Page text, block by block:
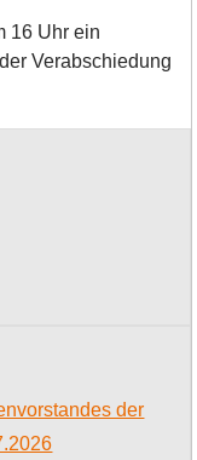
16 Uhr ein
Verabschiedung
der